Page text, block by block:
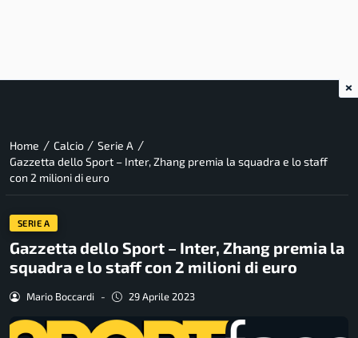
Home / Calcio / Serie A /
Gazzetta dello Sport – Inter, Zhang premia la squadra e lo staff
con 2 milioni di euro
SERIE A
Gazzetta dello Sport – Inter, Zhang premia la
squadra e lo staff con 2 milioni di euro
Mario Boccardi - 29 Aprile 2023
×